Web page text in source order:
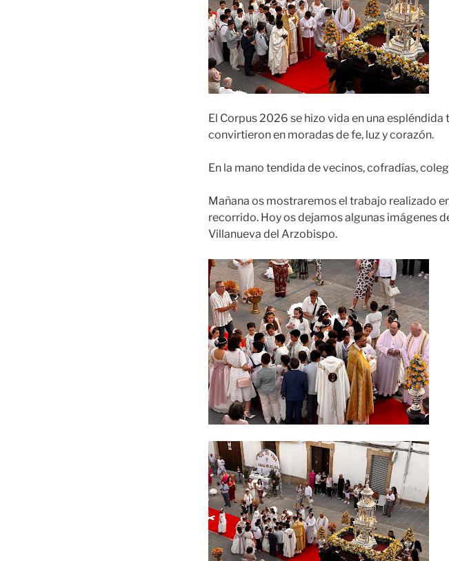
El Corpus 2026 se hizo vida en una
convirtieron en moradas de fe, luz y corazón.
En la mano tendida de vecinos, cofradías,
Mañana os mostraremos el trabajo realizado
recorrido. Hoy os dejamos algunas imágenes
Villanueva del Arzobispo.